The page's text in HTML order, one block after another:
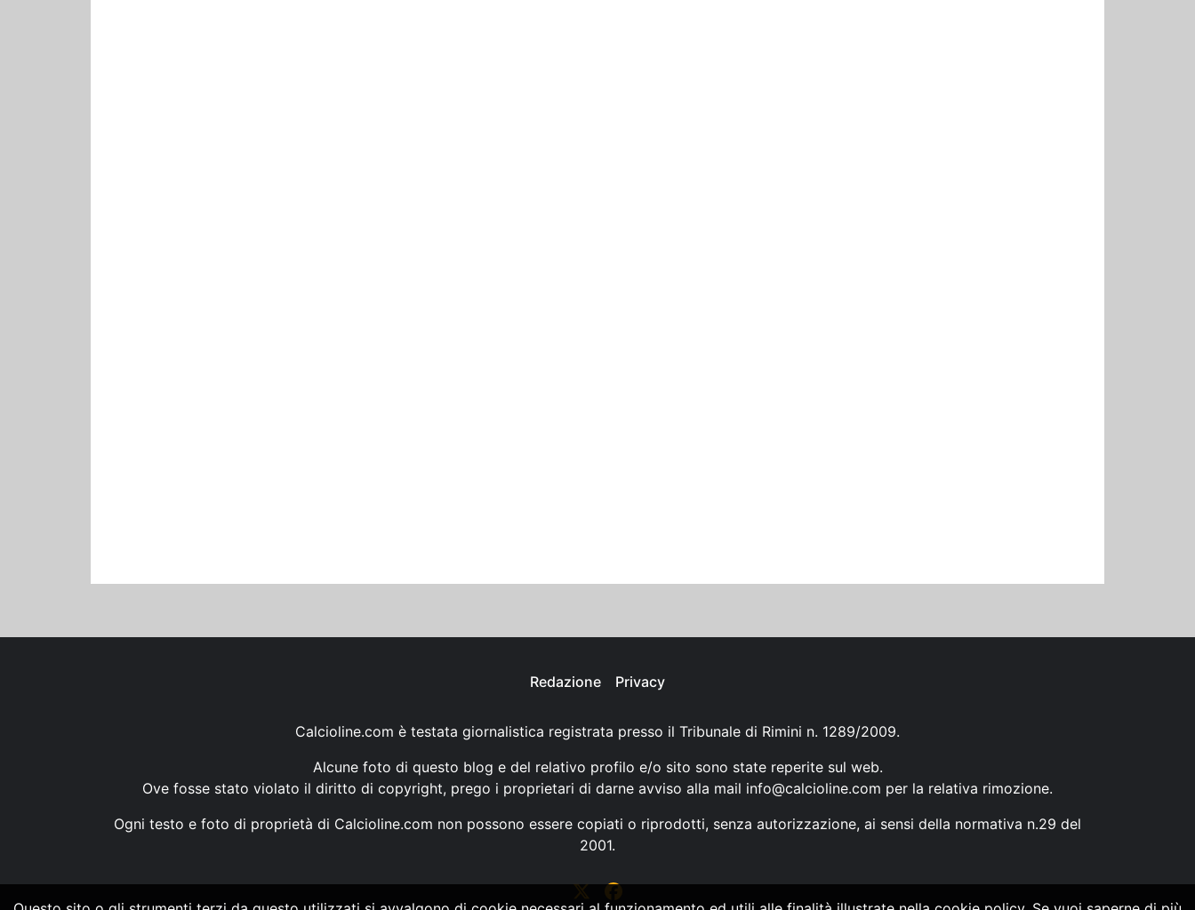
Redazione Privacy
Calcioline.com è testata giornalistica registrata presso il Tribunale di Rimini n. 1289/2009.
Alcune foto di questo blog e del relativo profilo e/o sito sono state reperite sul web.
Ove fosse stato violato il diritto di copyright, prego i proprietari di darne avviso alla mail info@calcioline.com per la relativa rimozione.
Ogni testo e foto di proprietà di Calcioline.com non possono essere copiati o riprodotti, senza autorizzazione, ai sensi della normativa n.29 del
2001.